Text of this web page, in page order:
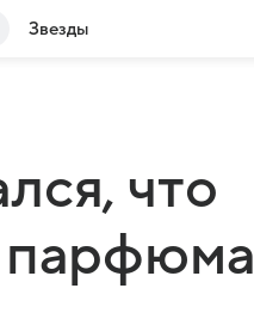
Звезды
что
парфюма